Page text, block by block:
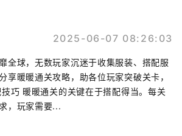
2025-06-07 08:26:03
全球，无数玩家沉迷于收集服装、搭配服
享暖暖通关攻略，助各位玩家突破关卡，
巧 暖暖通关的关键在于搭配得当。每关
，玩家需要...